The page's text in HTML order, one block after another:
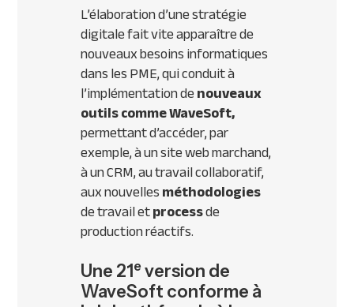
L’élaboration d’une stratégie
digitale fait vite apparaître de
nouveaux besoins informatiques
dans les PME, qui conduit à
l’implémentation denouveaux
outilscomme WaveSoft,
permettant d’accéder, par
exemple, à un site web marchand,
à un CRM, au travail collaboratif,
aux nouvellesméthodologies
de travail etprocessde
production réactifs.
Une 21e version de
WaveSoft conforme à